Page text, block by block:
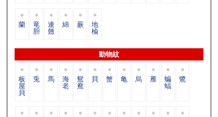
蘭 竜
胆
連
翹
綿 蕨 地
楡
動物紋
板
屋
貝
兎 馬 海
老
鴛
鴦
貝 蟹 亀 烏 雁 蝙
蝠
鷺